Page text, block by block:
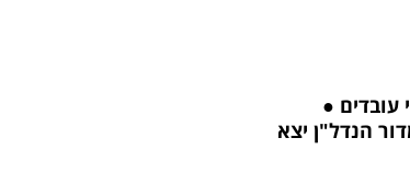
●
הנדל"ן יצא